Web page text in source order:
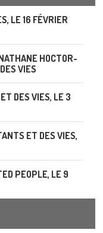
LE 16 FÉVRIER
HOCTOR-
VIES
DES VIES, LE 3
ET DES VIES,
PEOPLE, LE 9